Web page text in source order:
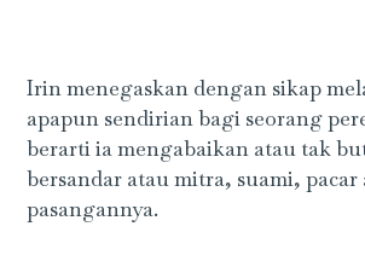
Irin menegaskan dengan sikap
apapun sendirian bagi seorang
berarti ia mengabaikan atau tak
bersandar atau mitra, suami, pacar
pasangannya.